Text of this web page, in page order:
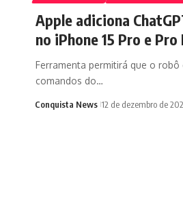
Apple adiciona
no iPhone 15 Pro e Pro
Ferramenta permitirá que o
comandos do…
Conquista News 12 de dezembro de